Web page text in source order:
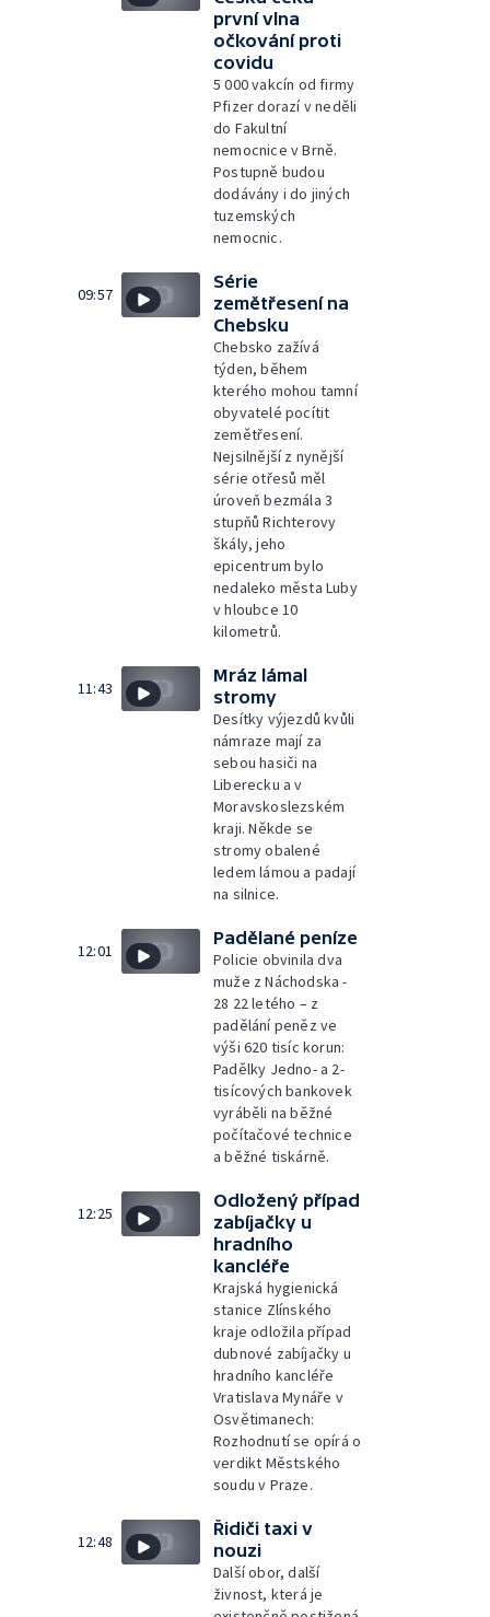
první vlna
očkování proti
covidu
5 000 vakcín od firmy
Pfizer dorazí v neděli
do Fakultní
nemocnice v Brně.
Postupně budou
dodávány i do jiných
tuzemských
nemocnic.
09:57
Série
zemětřesení na
Chebsku
Chebsko zažívá
týden, během
kterého mohou tamní
obyvatelé pocítit
zemětřesení.
Nejsilnější z nynější
série otřesů měl
úroveň bezmála 3
stupňů Richterovy
škály, jeho
epicentrum bylo
nedaleko města Luby
v hloubce 10
kilometrů.
11:43
Mráz lámal
stromy
Desítky výjezdů kvůli
námraze mají za
sebou hasiči na
Liberecku a v
Moravskoslezském
kraji. Někde se
stromy obalené
ledem lámou a padají
na silnice.
12:01
Padělané peníze
Policie obvinila dva
muže z Náchodska -
28 22 letého – z
padělání peněz ve
výši 620 tisíc korun:
Padělky Jedno- a 2-
tisícových bankovek
vyráběli na běžné
počítačové technice
a běžné tiskárně.
12:25
Odložený případ
zabíjačky u
hradního
kancléře
Krajská hygienická
stanice Zlínského
kraje odložila případ
dubnové zabíjačky u
hradního kancléře
Vratislava Mynáře v
Osvětimanech:
Rozhodnutí se opírá o
verdikt Městského
soudu v Praze.
12:48
Řidiči taxi v
nouzi
Další obor, další
živnost, která je